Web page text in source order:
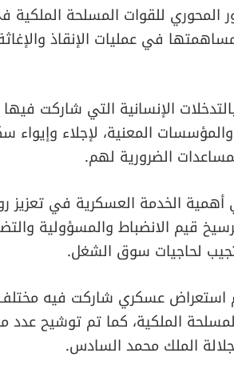
المحوري للقوات المسلحة الملكية
في عمليات الإنقاذ
الإنسانية التي شاركت
المعنية، لإجلاء وإيواء
الضرورية لهم.
أهمية الخدمة العسكرية في تعزيز
قيم الانضباط والمسؤولية
لحاجيات سوق الشغل.
عسكري شاركت فيه مختلف
الملكية، كما تم توشيح
الملك محمد السادس.